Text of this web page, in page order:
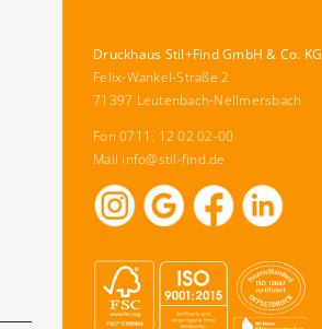
Druckhaus Stil+Find GmbH & Co. KG
Felix-Wankel-Straße 2
71397 Leutenbach-Nellmersbach
Fon 0711. 12 02 02-00
Mail info@stil-find.de